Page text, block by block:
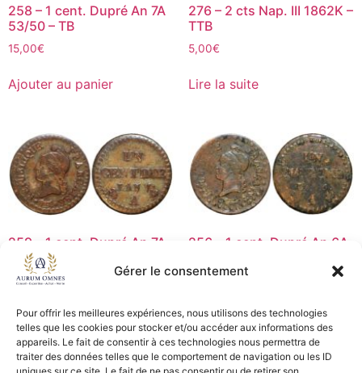
Gérer le consentement
Pour offrir les meilleures expériences, nous utilisons des technologies
telles que les cookies pour stocker et/ou accéder aux informations des
appareils. Le fait de consentir à ces technologies nous permettra de
traiter des données telles que le comportement de navigation ou les ID
258 – 1 cent. Dupré An 7A
53/50 – TB
15,00€
Ajouter au panier
276 – 2 cts Nap. III 1862K –
TTB
5,00€
Lire la suite
259 – 1 cent. Dupré An 7A
gd 7 53/50 – TB-
15,00€
Ajouter au panier
256 – 1 cent. Dupré An 6A
25,00
Ajouter au panier